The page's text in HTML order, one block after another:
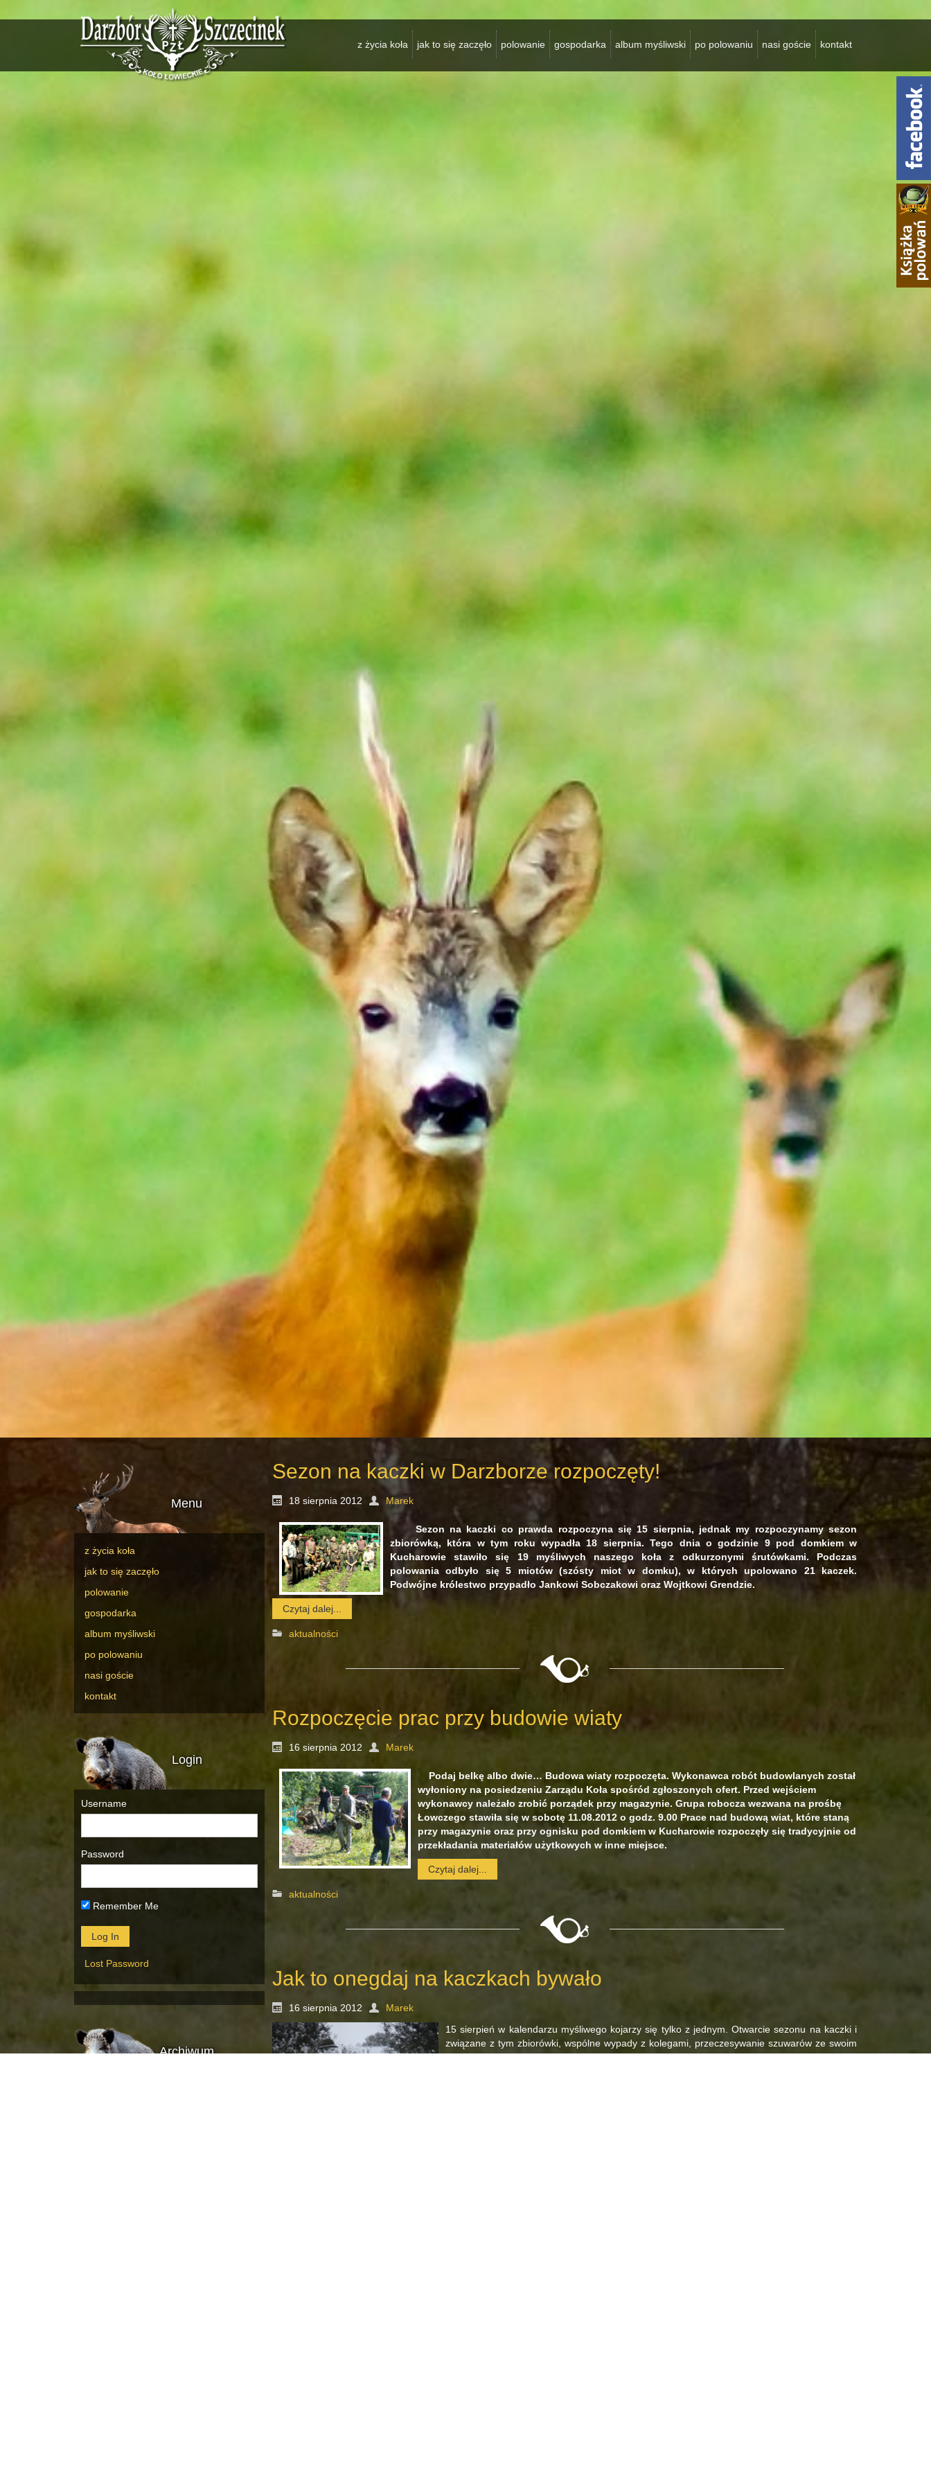
z życia koła jak to się zaczęło polowanie gospodarka album myśliwski po polowaniu nasi goście kontakt
Menu
z życia koła
jak to się zaczęło
polowanie
gospodarka
album myśliwski
po polowaniu
nasi goście
kontakt
Login
Username
Password
Remember Me
Lost Password
Archiwum
Sezon na kaczki w Darzborze rozpoczęty!
18 sierpnia 2012 Marek
Sezon na kaczki co prawda rozpoczyna się 15 sierpnia, jednak my rozpoczynamy sezon
zbiorówką, która w tym roku wypadła 18 sierpnia. Tego dnia o godzinie 9 pod domkiem w
Kucharowie stawiło się 19 myśliwych naszego koła z odkurzonymi śrutówkami. Podczas
polowania odbyło się 5 miotów (szósty miot w domku), w których upolowano 21 kaczek.
Podwójne królestwo przypadło Jankowi Sobczakowi oraz Wojtkowi Grendzie.
Czytaj dalej...
aktualności
Rozpoczęcie prac przy budowie wiaty
16 sierpnia 2012 Marek
Podaj belkę albo dwie… Budowa wiaty rozpoczęta. Wykonawca robót budowlanych został
wyłoniony na posiedzeniu Zarządu Koła spośród zgłoszonych ofert. Przed wejściem
wykonawcy należało zrobić porządek przy magazynie. Grupa robocza wezwana na prośbę
Łowczego stawiła się w sobotę 11.08.2012 o godz. 9.00 Prace nad budową wiat, które staną
przy magazynie oraz przy ognisku pod domkiem w Kucharowie rozpoczęły się tradycyjnie od
przekładania materiałów użytkowych w inne miejsce.
Czytaj dalej...
aktualności
Jak to onegdaj na kaczkach bywało
16 sierpnia 2012
Marek
15 sierpień w kalendarzu myśliwego kojarzy się tylko z jednym. Otwarcie sezonu na kaczki i
związane z tym zbiorówki, wspólne wypady z kolegami, przeczesywanie szuwarów ze swoim
psim towarzyszem łowów. Każdy z nas przedkłada sobie właśnie ten klimat polowania na